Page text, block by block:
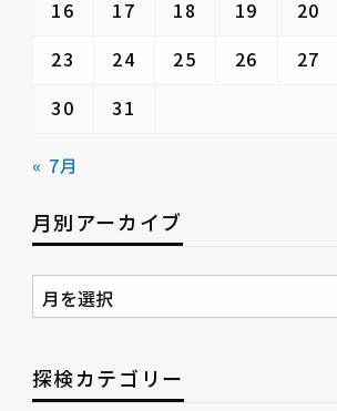
16 17 18 19 20
23
24 25 26 27
30
31
« 7月
月別アーカイブ
月
別
ー
カ
探検カテゴリー